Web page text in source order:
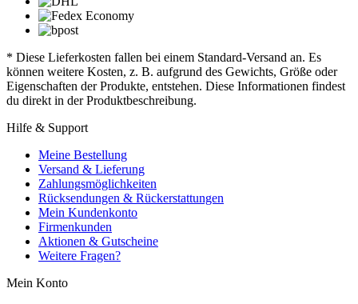
* Diese Lieferkosten fallen bei einem Standard-Versand an. Es
können weitere Kosten, z. B. aufgrund des Gewichts, Größe oder
Eigenschaften der Produkte, entstehen. Diese Informationen findest
du direkt in der Produktbeschreibung.
Hilfe & Support
Meine Bestellung
Versand & Lieferung
Zahlungsmöglichkeiten
Rücksendungen & Rückerstattungen
Mein Kundenkonto
Firmenkunden
Aktionen & Gutscheine
Weitere Fragen?
Mein Konto